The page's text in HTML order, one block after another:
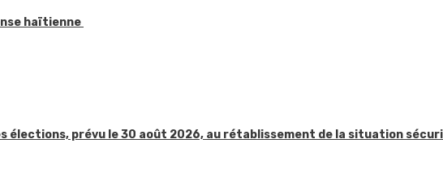
haïtienne
élections, prévu le 30 août 2026, au rétablissement de la situation